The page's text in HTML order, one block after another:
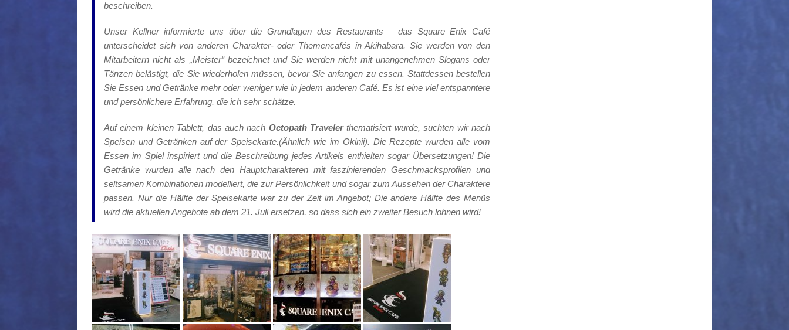
beschreiben.
Unser Kellner informierte uns über die Grundlagen des Restaurants – das Square Enix Café
unterscheidet sich von anderen Charakter- oder Themencafés in Akihabara. Sie werden von den
Mitarbeitern nicht als „Meister“ bezeichnet und Sie werden nicht mit unangenehmen Slogans oder
Tänzen belästigt, die Sie wiederholen müssen, bevor Sie anfangen zu essen. Stattdessen bestellen
Sie Essen und Getränke mehr oder weniger wie in jedem anderen Café. Es ist eine viel entspanntere
und persönlichere Erfahrung, die ich sehr schätze.
Auf einem kleinen Tablett, das auch nach Octopath Travelerthematisiert wurde, suchten wir nach
Speisen und Getränken auf der Speisekarte.(Ähnlich wie im Okinii). Die Rezepte wurden alle vom
Essen im Spiel inspiriert und die Beschreibung jedes Artikels enthielten sogar Übersetzungen! Die
Getränke wurden alle nach den Hauptcharakteren mit faszinierenden Geschmacksprofilen und
seltsamen Kombinationen modelliert, die zur Persönlichkeit und sogar zum Aussehen der Charaktere
passen. Nur die Hälfte der Speisekarte war zu der Zeit im Angebot; Die andere Hälfte des Menüs
wird die aktuellen Angebote ab dem 21. Juli ersetzen, so dass sich ein zweiter Besuch lohnen wird!